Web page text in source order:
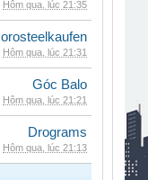
Hôm qua, lúc 21:35
orosteelkaufen
Hôm qua, lúc 21:31
Góc Balo
Hôm qua, lúc 21:21
Drograms
Hôm qua, lúc 21:13